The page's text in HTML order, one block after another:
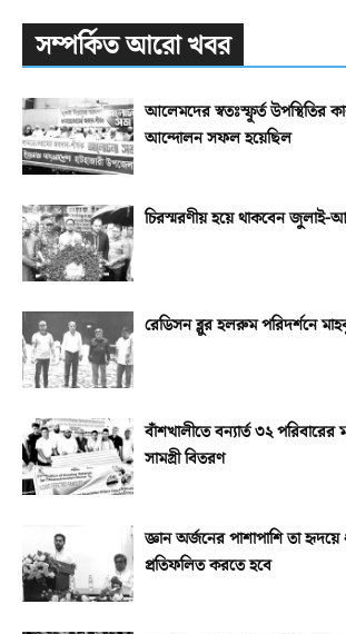
সম্পর্কিত আরো খবর
আলেমদের স্বতঃস্ফূর্ত উপস্থিতির
আন্দোলন সফল হয়েছিল
চিরস্মরণীয় হয়ে থাকবেন জুলাই-
রেডিসন ব্লুর হলরুম পরিদর্শনে
বাঁশখালীতে বন্যার্ত ৩২ পরিবারের
সামগ্রী বিতরণ
জ্ঞান অর্জনের পাশাপাশি তা হৃদয়ে
প্রতিফলিত করতে হবে